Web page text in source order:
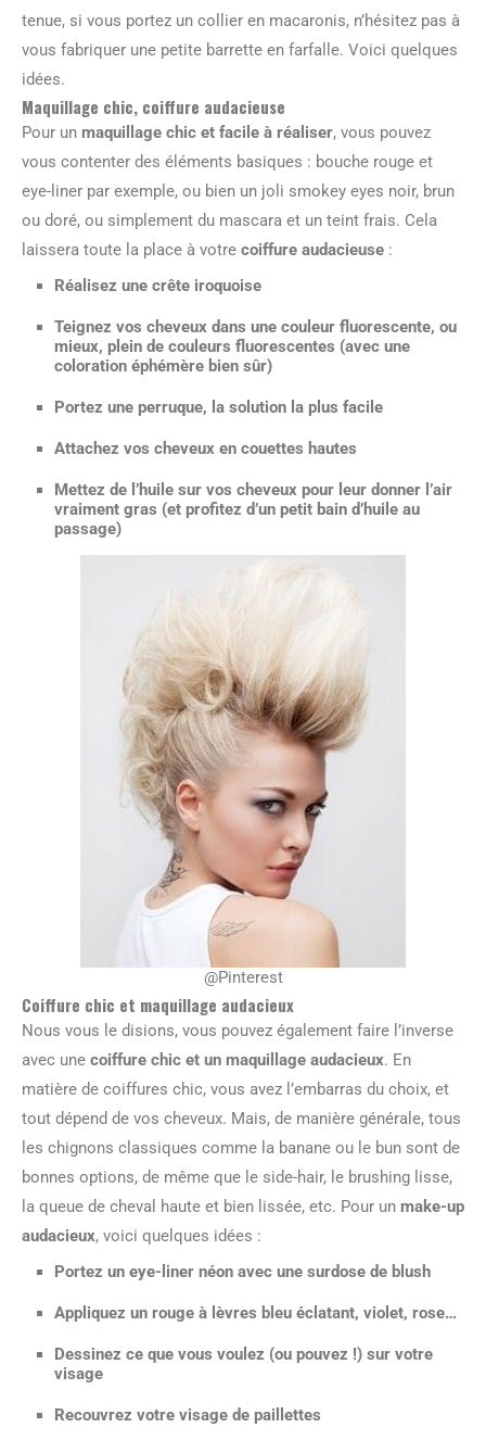
tenue, si vous portez un collier en macaronis, n’hésitez pas à
vous fabriquer une petite barrette en farfalle. Voici quelques
idées.
Maquillage chic, coiffure audacieuse
Pour un maquillage chic et facile à réaliser, vous pouvez
vous contenter des éléments basiques : bouche rouge et
eye-liner par exemple, ou bien un joli smokey eyes noir, brun
ou doré, ou simplement du mascara et un teint frais. Cela
laissera toute la place à votre coiffure audacieuse :
Réalisez une crête iroquoise
Teignez vos cheveux dans une couleur fluorescente, ou
mieux, plein de couleurs fluorescentes (avec une
coloration éphémère bien sûr)
Portez une perruque, la solution la plus facile
Attachez vos cheveux en couettes hautes
Mettez de l’huile sur vos cheveux pour leur donner l’air
vraiment gras (et profitez d’un petit bain d’huile au
passage)
@Pinterest
Coiffure chic et maquillage audacieux
Nous vous le disions, vous pouvez également faire l’inverse
avec une coiffure chic et un maquillage audacieux. En
matière de coiffures chic, vous avez l’embarras du choix, et
tout dépend de vos cheveux. Mais, de manière générale, tous
les chignons classiques comme la banane ou le bun sont de
bonnes options, de même que le side-hair, le brushing lisse,
la queue de cheval haute et bien lissée, etc. Pour un make-up
audacieux, voici quelques idées :
Portez un eye-liner néon avec une surdose de blush
Appliquez un rouge à lèvres bleu éclatant, violet, rose…
Dessinez ce que vous voulez (ou pouvez !) sur votre
visage
Recouvrez votre visage de paillettes